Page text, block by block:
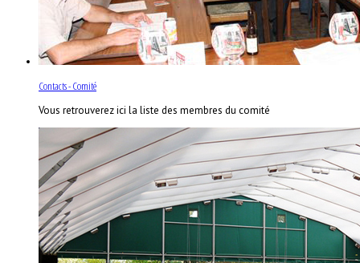
Contacts - Comité
Vous retrouverez ici la liste des membres du comité